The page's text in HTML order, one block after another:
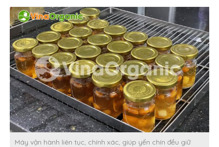
Máy vận hành liên tục, chính xác, giúp yến chín đều giữ